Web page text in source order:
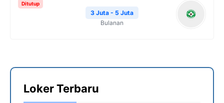
Ditutup
3 Juta - 5 Juta
Bulanan
Loker Terbaru